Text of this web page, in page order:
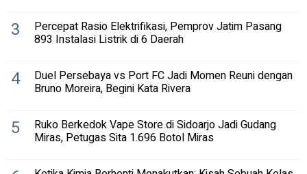
3 Percepat Rasio Elektrifikasi, Pemprov Jatim Pasang
893 Instalasi Listrik di 6 Daerah
4 Duel Persebaya vs Port FC Jadi Momen Reuni dengan
Bruno Moreira, Begini Kata Rivera
5 Ruko Berkedok Vape Store di Sidoarjo Jadi Gudang
Miras, Petugas Sita 1.696 Botol Miras